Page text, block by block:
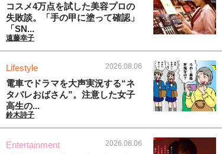
コスメ4万点を試した美容プロの
失敗談。「手の甲に塗って確認」
「SN...
遠藤幸子
Lifestyle 2026.08.06
電車でドラマを大声実況する“ネ
タバレおばさん”。注意した女子
高生の...
鈴木詩子
Entertainment 2026.08.06